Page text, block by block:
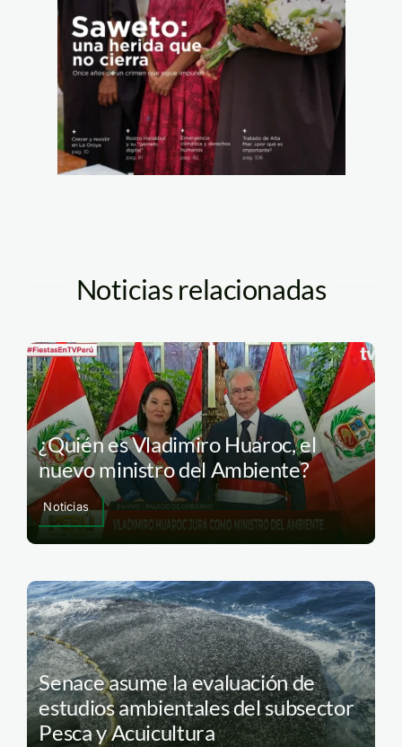
Noticias relacionadas
¿Quién es Vladimiro Huaroc, el
nuevo ministro del Ambiente?
Noticias
Senace asume la evaluación de
estudios ambientales del subsector
Pesca y Acuicultura